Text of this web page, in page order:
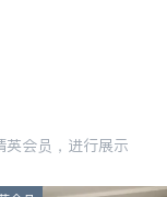
会员，进行展示